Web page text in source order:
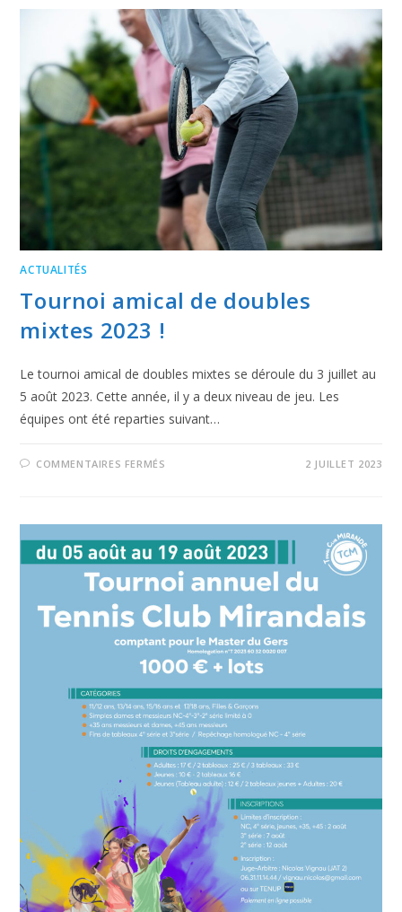
ACTUALITÉS
Tournoi amical de doubles
mixtes 2023 !
Le tournoi amical de doubles mixtes se déroule du 3 juillet au
5 août 2023. Cette année, il y a deux niveau de jeu. Les
équipes ont été reparties suivant…
COMMENTAIRES FERMÉS 2 JUILLET 2023